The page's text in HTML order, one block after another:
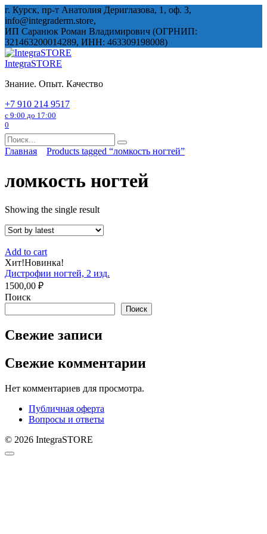
Перейти
к
содержанию
г. Курск, пр-т Анатолия Дериглазова, 1, оф. 3,
info@integraderm.store,
ИП Саранюк Роман Владимирович (ОГРНИП:
321463200014289, ИНН: 463309198008)
IntegraSTORE
Знание. Опыт. Качество
+7 910 214 9517
с 9:00 до 17:00
0
Search
for:
Главная Products tagged “ломкость ногтей”
ломкость ногтей
Showing the single result
Add to cart
Хит!Новинка!
Дистрофии ногтей, 2 изд.
1500,00 ₽
Поиск
Поиск
Свежие записи
Свежие комментарии
Нет комментариев для просмотра.
Публичная оферта
Вопросы и ответы
© 2026 IntegraSTORE